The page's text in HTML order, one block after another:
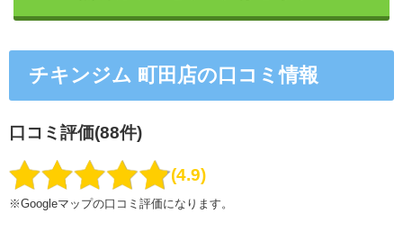
チキンジム 町田店の口コミ情報
口コミ評価(88件)
4.9
※Googleマップの口コミ評価になります。